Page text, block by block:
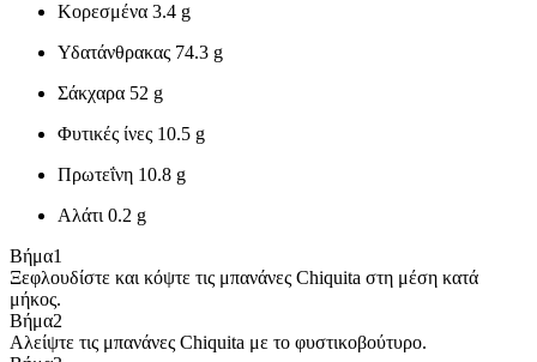
Κορεσμένα 3.4 g
Υδατάνθρακας 74.3 g
Σάκχαρα 52 g
Φυτικές ίνες 10.5 g
Πρωτεΐνη 10.8 g
Αλάτι 0.2 g
Βήμα1
Ξεφλουδίστε και κόψτε τις μπανάνες Chiquita στη μέση κατά
μήκος.
Βήμα2
Αλείψτε τις μπανάνες Chiquita με το φυστικοβούτυρο.